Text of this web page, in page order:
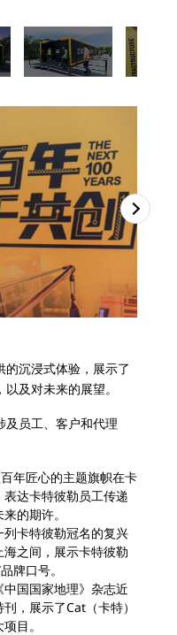
沉浸式体验，展示了
及对未来的展望。
及员工、客户和代理
百年匠心的主题旗帜在卡
达卡特彼勒员工传递
的期许。
列卡特彼勒冠名的复兴
之间，展示卡特彼勒
牌口号。
中国国家地理》杂志近
，展示了Cat（卡特）
目。